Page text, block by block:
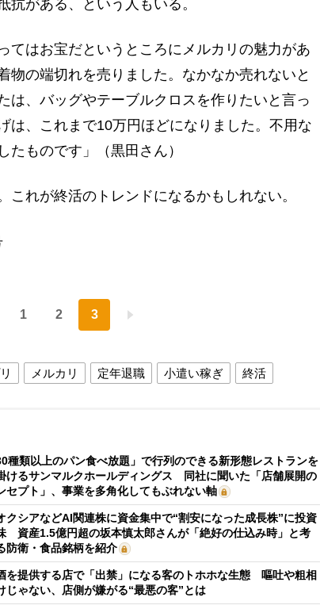
抗がある、という人もいる。
てはお宝だというところにメルカリの魅力があ
物の端切れを売りました。なかなか売れないと
は、バッグやテーブルクロスを作りたいと言っ
は、これまで10万円ほどになりました。不用な
たものです」（黒田さん）
れが終活のトレンドになるかもしれない。
1 2 3
メルカリ 定年退職 小遣い稼ぎ 終活
種類以上のパン食べ放題」で行列のできる新形態レストランを
けるサンマルクホールディングス 同社に聞いた「店舗展開の
セプト」、事業を多角化してもぶれない軸
クシアなどAI関連株に資金集中で“割安になった成長株”に投資
資産1.5億円超の坂本慎太郎さんが「絶好の仕込み時」と考
防衛・食品銘柄を紹介
を提供する店で「出禁」になる客のトホホな生態 嘔吐や粗相
じゃない、店側が嫌がる“最悪の客”とは